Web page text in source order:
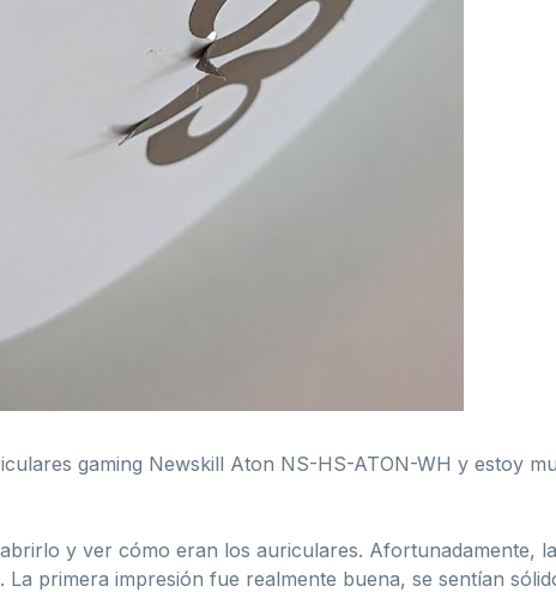
gaming Newskill Aton NS-HS-ATON-WH y estoy
y ver cómo eran los auriculares. Afortunadamente,
primera impresión fue realmente buena, se sentían